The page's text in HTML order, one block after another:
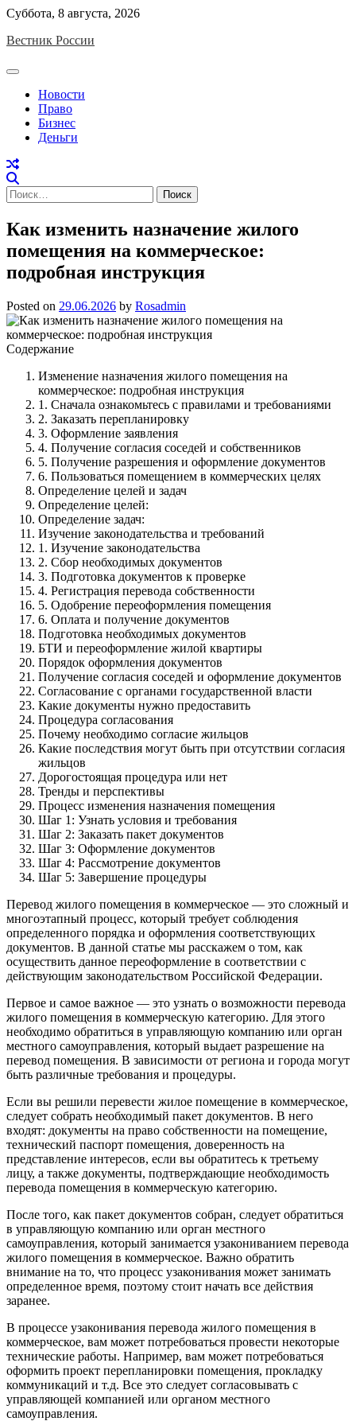
Skip
content
Суббота, 8 августа, 2026
Вестник России
Новости
Право
Бизнес
Деньги
Найти:
Как изменить назначение жилого
помещения на коммерческое:
подробная инструкция
Posted on 29.06.2026 by Rosadmin
Содержание
Изменение назначения жилого помещения на
коммерческое: подробная инструкция
1. Сначала ознакомьтесь с правилами и требованиями
2. Заказать перепланировку
3. Оформление заявления
4. Получение согласия соседей и собственников
5. Получение разрешения и оформление документов
6. Пользоваться помещением в коммерческих целях
Определение целей и задач
Определение целей:
Определение задач:
Изучение законодательства и требований
1. Изучение законодательства
2. Сбор необходимых документов
3. Подготовка документов к проверке
4. Регистрация перевода собственности
5. Одобрение переоформления помещения
6. Оплата и получение документов
Подготовка необходимых документов
БТИ и переоформление жилой квартиры
Порядок оформления документов
Получение согласия соседей и оформление документов
Согласование с органами государственной власти
Какие документы нужно предоставить
Процедура согласования
Почему необходимо согласие жильцов
Какие последствия могут быть при отсутствии согласия
жильцов
Дорогостоящая процедура или нет
Тренды и перспективы
Процесс изменения назначения помещения
Шаг 1: Узнать условия и требования
Шаг 2: Заказать пакет документов
Шаг 3: Оформление документов
Шаг 4: Рассмотрение документов
Шаг 5: Завершение процедуры
Перевод жилого помещения в коммерческое — это сложный и
многоэтапный процесс, который требует соблюдения
определенного порядка и оформления соответствующих
документов. В данной статье мы расскажем о том, как
осуществить данное переоформление в соответствии с
действующим законодательством Российской Федерации.
Первое и самое важное — это узнать о возможности перевода
жилого помещения в коммерческую категорию. Для этого
необходимо обратиться в управляющую компанию или орган
местного самоуправления, который выдает разрешение на
перевод помещения. В зависимости от региона и города могут
быть различные требования и процедуры.
Если вы решили перевести жилое помещение в коммерческое,
следует собрать необходимый пакет документов. В него
входят: документы на право собственности на помещение,
технический паспорт помещения, доверенность на
представление интересов, если вы обратитесь к третьему
лицу, а также документы, подтверждающие необходимость
перевода помещения в коммерческую категорию.
После того, как пакет документов собран, следует обратиться
в управляющую компанию или орган местного
самоуправления, который занимается узакониванием перевода
жилого помещения в коммерческое. Важно обратить
внимание на то, что процесс узаконивания может занимать
определенное время, поэтому стоит начать все действия
заранее.
В процессе узаконивания перевода жилого помещения в
коммерческое, вам может потребоваться провести некоторые
технические работы. Например, вам может потребоваться
оформить проект перепланировки помещения, прокладку
коммуникаций и т.д. Все это следует согласовывать с
управляющей компанией или органом местного
самоуправления.